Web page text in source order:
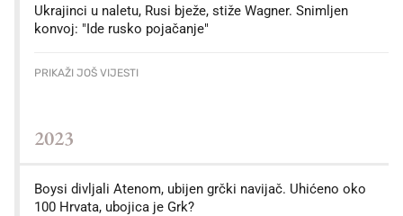
Ukrajinci u naletu, Rusi bježe, stiže Wagner. Snimljen
konvoj: "Ide rusko pojačanje"
PRIKAŽI JOŠ VIJESTI
2023
Boysi divljali Atenom, ubijen grčki navijač. Uhićeno oko
100 Hrvata, ubojica je Grk?